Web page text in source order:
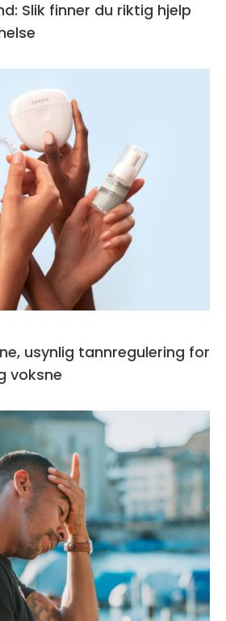
Slik finner du riktig hjelp
voksne